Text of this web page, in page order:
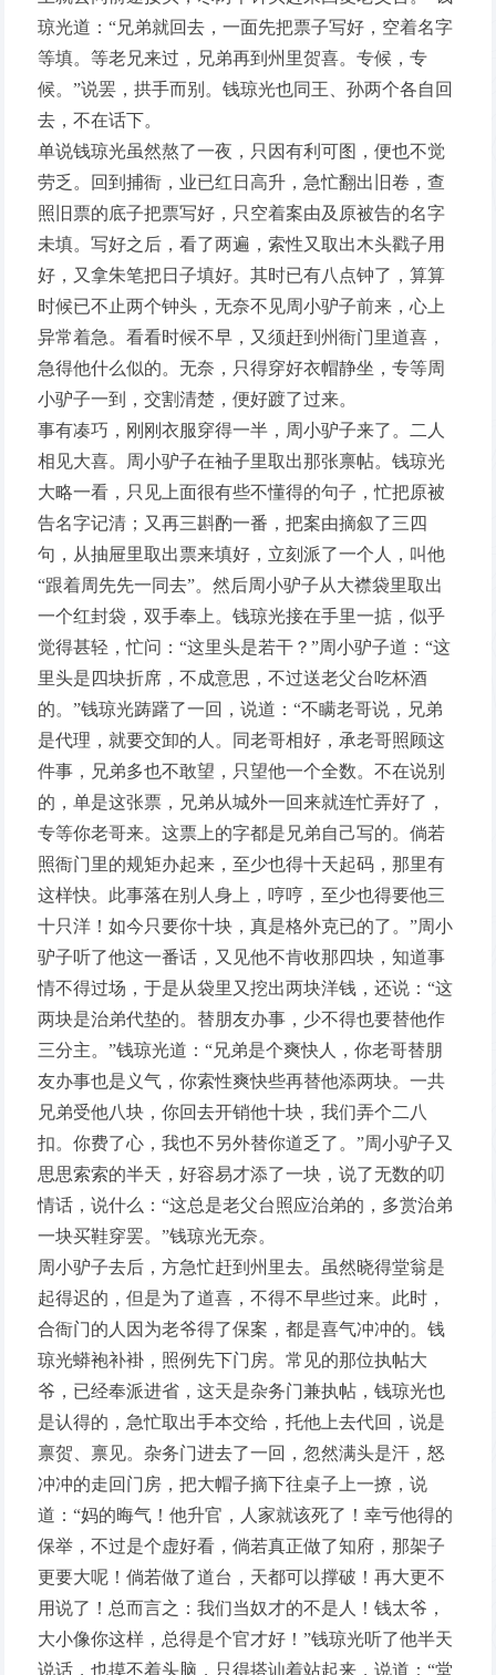
琼光道：“兄弟就回去，一面先把票子写好，空着名字
等填。等老兄来过，兄弟再到州里贺喜。专候，专
候。”说罢，拱手而别。钱琼光也同王、孙两个各自回
去，不在话下。
单说钱琼光虽然熬了一夜，只因有利可图，便也不觉
劳乏。回到捕衙，业已红日高升，急忙翻出旧卷，查
照旧票的底子把票写好，只空着案由及原被告的名字
未填。写好之后，看了两遍，索性又取出木头戳子用
好，又拿朱笔把日子填好。其时已有八点钟了，算算
时候已不止两个钟头，无奈不见周小驴子前来，心上
异常着急。看看时候不早，又须赶到州衙门里道喜，
急得他什么似的。无奈，只得穿好衣帽静坐，专等周
小驴子一到，交割清楚，便好踱了过来。
事有凑巧，刚刚衣服穿得一半，周小驴子来了。二人
相见大喜。周小驴子在袖子里取出那张禀帖。钱琼光
大略一看，只见上面很有些不懂得的句子，忙把原被
告名字记清；又再三斟酌一番，把案由摘叙了三四
句，从抽屉里取出票来填好，立刻派了一个人，叫他
“跟着周先先一同去”。然后周小驴子从大襟袋里取出
一个红封袋，双手奉上。钱琼光接在手里一掂，似乎
觉得甚轻，忙问：“这里头是若干？”周小驴子道：“这
里头是四块折席，不成意思，不过送老父台吃杯酒
的。”钱琼光踌躇了一回，说道：“不瞒老哥说，兄弟
是代理，就要交卸的人。同老哥相好，承老哥照顾这
件事，兄弟多也不敢望，只望他一个全数。不在说别
的，单是这张票，兄弟从城外一回来就连忙弄好了，
专等你老哥来。这票上的字都是兄弟自己写的。倘若
照衙门里的规矩办起来，至少也得十天起码，那里有
这样快。此事落在别人身上，哼哼，至少也得要他三
十只洋！如今只要你十块，真是格外克已的了。”周小
驴子听了他这一番话，又见他不肯收那四块，知道事
情不得过场，于是从袋里又挖出两块洋钱，还说：“这
两块是治弟代垫的。替朋友办事，少不得也要替他作
三分主。”钱琼光道：“兄弟是个爽快人，你老哥替朋
友办事也是义气，你索性爽快些再替他添两块。一共
兄弟受他八块，你回去开销他十块，我们弄个二八
扣。你费了心，我也不另外替你道乏了。”周小驴子又
思思索索的半天，好容易才添了一块，说了无数的叨
情话，说什么：“这总是老父台照应治弟的，多赏治弟
一块买鞋穿罢。”钱琼光无奈。
周小驴子去后，方急忙赶到州里去。虽然晓得堂翁是
起得迟的，但是为了道喜，不得不早些过来。此时，
合衙门的人因为老爷得了保案，都是喜气冲冲的。钱
琼光蟒袍补褂，照例先下门房。常见的那位执帖大
爷，已经奉派进省，这天是杂务门兼执帖，钱琼光也
是认得的，急忙取出手本交给，托他上去代回，说是
禀贺、禀见。杂务门进去了一回，忽然满头是汗，怒
冲冲的走回门房，把大帽子摘下往桌子上一撩，说
道：“妈的晦气！他升官，人家就该死了！幸亏他得的
保举，不过是个虚好看，倘若真正做了知府，那架子
更要大呢！倘若做了道台，天都可以撑破！再大更不
用说了！总而言之：我们当奴才的不是人！钱太爷，
大小像你这样，总得是个官才好！”钱琼光听了他半天
说话，也摸不着头脑，只得搭讪着站起来，说道：“堂